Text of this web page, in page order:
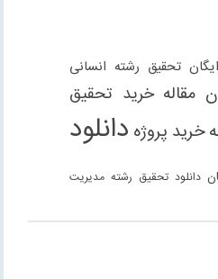
تحقیق رشته انسانی
مقاله خرید تحقیق
خرید پروژه دانلود
دانلود تحقیق رشته مدیریت
رایگان دانلود مقاله رشته